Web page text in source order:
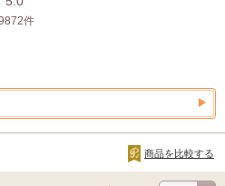
件
商品を比較する